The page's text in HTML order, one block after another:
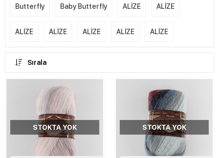
Butterfly Baby Butterfly ALİZE ALİZE
ALİZE ALİZE ALİZE ALİZE ALİZE
Sırala
STOKTA YOK STOKTA YOK